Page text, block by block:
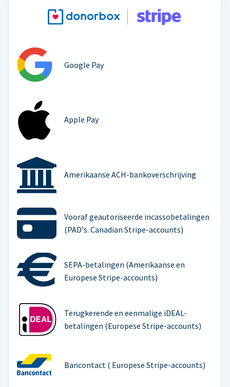
Google Pay
Apple Pay
Amerikaanse ACH-bankoverschrijving
Vooraf geautoriseerde incassobetalingen
(PAD's. Canadian Stripe-accounts)
SEPA-betalingen (Amerikaanse en
Europese Stripe-accounts)
Terugkerende en eenmalige iDEAL-
betalingen (Europese Stripe-accounts)
Bancontact ( Europese Stripe-accounts)